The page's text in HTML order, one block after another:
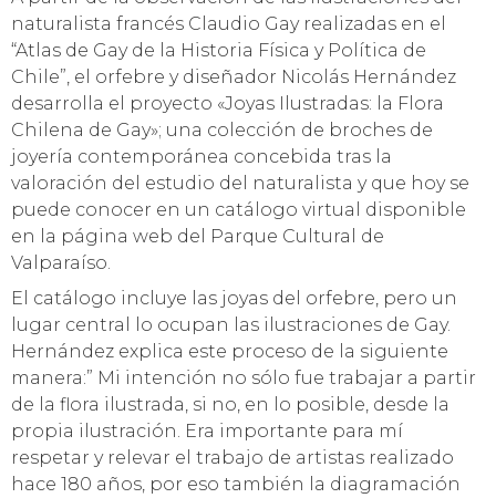
naturalista francés Claudio Gay realizadas en el
“Atlas de Gay de la Historia Física y Política de
Chile”, el orfebre y diseñador Nicolás Hernández
desarrolla el proyecto «Joyas Ilustradas: la Flora
Chilena de Gay»; una colección de broches de
joyería contemporánea concebida tras la
valoración del estudio del naturalista y que hoy se
puede conocer en un catálogo virtual disponible
en la página web del Parque Cultural de
Valparaíso.
El catálogo incluye las joyas del orfebre, pero un
lugar central lo ocupan las ilustraciones de Gay.
Hernández explica este proceso de la siguiente
manera:” Mi intención no sólo fue trabajar a partir
de la flora ilustrada, si no, en lo posible, desde la
propia ilustración. Era importante para mí
respetar y relevar el trabajo de artistas realizado
hace 180 años, por eso también la diagramación